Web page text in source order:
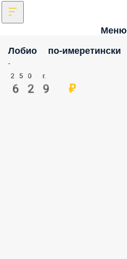
Меню
Лобио по-имеретински
-
250 г.
629 ₽